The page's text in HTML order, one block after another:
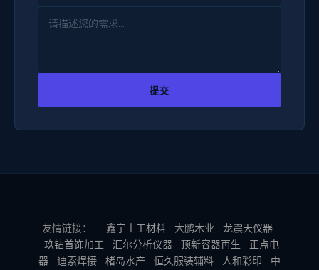
提交
友情链接： 鑫宇土工材料 大鹏木业
龙震天仪器
玖钻首饰加工
汇尔分析仪器 顶新容器再生
正点电
器
迪索焊接 楮岛水产 恒久服装辅料 人和彩印
中